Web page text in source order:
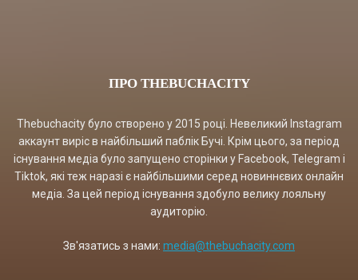
ПРО THEBUCHACITY
Thebuchacity було створено у 2015 році. Невеликий Instagram
аккаунт виріс в найбільший паблік Бучі. Крім цього, за період
існування медіа було запущено сторінки у Facebook, Telegram і
Tiktok, які теж наразі є найбільшими серед новиннєвих онлайн
медіа. За цей період існування здобуло велику лояльну
аудиторію.
Зв'язатись з нами: media@thebuchacity.com